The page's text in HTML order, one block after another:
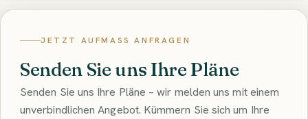
JETZT AUFMASS ANFRAGEN
Senden Sie uns Ihre Pläne
Senden Sie uns Ihre Pläne – wir melden uns mit einem
unverbindlichen Angebot. Kümmern Sie sich um Ihre